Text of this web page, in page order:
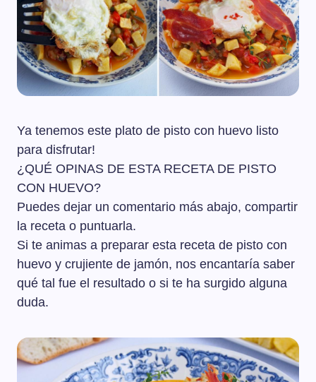
Ya tenemos este plato de pisto con huevo listo
para disfrutar!
¿QUÉ OPINAS DE ESTA RECETA DE PISTO
CON HUEVO?
Puedes dejar un comentario más abajo, compartir
la receta o puntuarla.
Si te animas a preparar esta receta de pisto con
huevo y crujiente de jamón, nos encantaría saber
qué tal fue el resultado o si te ha surgido alguna
duda.